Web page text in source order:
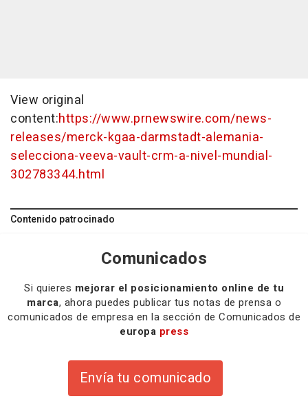
View original
content:https://www.prnewswire.com/news-
releases/merck-kgaa-darmstadt-alemania-
selecciona-veeva-vault-crm-a-nivel-mundial-
302783344.html
Contenido patrocinado
Comunicados
Si quieres mejorar el posicionamiento online de tu
marca, ahora puedes publicar tus notas de prensa o
comunicados de empresa en la sección de Comunicados de
europa press
Envía tu comunicado